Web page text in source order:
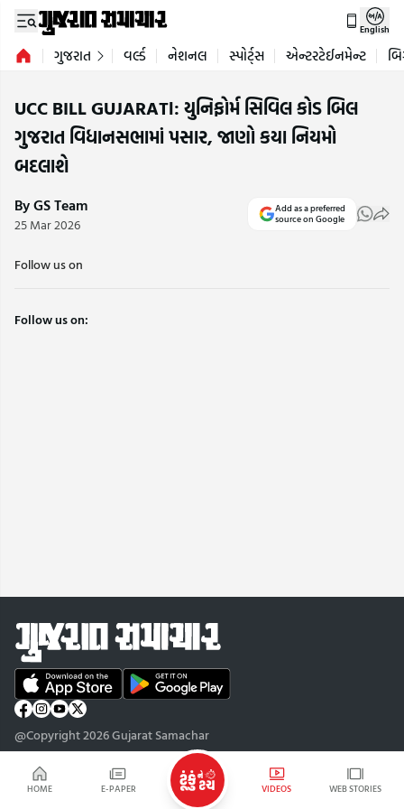
HOME E-PAPER VIDEOS WEB STORIES
English
ગુજરાત વર્લ્ડ નેશનલ સ્પોર્ટ્સ એન્ટરટેઈનમેન્ટ
UCC BILL GUJARATl: યુનિફોર્મ સિવિલ કોડ બિલ
ગુજરાત વિધાનસભામાં પસાર, જાણો કયા નિયમો
બદલાશે
By GS Team
25 Mar 2026
Add as a preferred
source on Google
Follow us on
Follow us on:
@Copyright 2026 Gujarat Samachar